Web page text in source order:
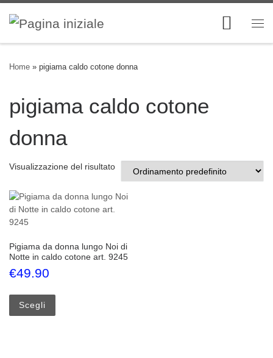
Skip to content
Home » pigiama caldo cotone donna
pigiama caldo cotone
donna
Visualizzazione del risultato
Pigiama da donna lungo Noi di
Notte in caldo cotone art. 9245
€49.90
Scegli